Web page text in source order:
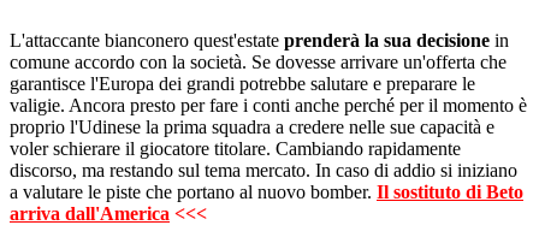
L'attaccante bianconero quest'estate prenderà la sua decisione in
comune accordo con la società. Se dovesse arrivare un'offerta che
garantisce l'Europa dei grandi potrebbe salutare e preparare le
valigie. Ancora presto per fare i conti anche perché per il momento è
proprio l'Udinese la prima squadra a credere nelle sue capacità e
voler schierare il giocatore titolare. Cambiando rapidamente
discorso, ma restando sul tema mercato. In caso di addio si iniziano
a valutare le piste che portano al nuovo bomber. Il sostituto di Beto
arriva dall'America <<<